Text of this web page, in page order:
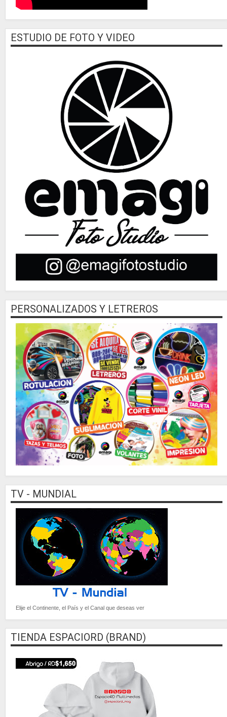
ESTUDIO DE FOTO Y VIDEO
PERSONALIZADOS Y LETREROS
TV - MUNDIAL
Elije el Continente, el País y el Canal que deseas ver
TIENDA ESPACIORD (BRAND)